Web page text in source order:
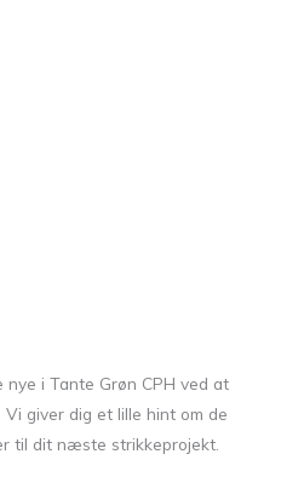
i Tante Grøn CPH ved at
giver dig et lille hint om de
til dit næste strikkeprojekt.